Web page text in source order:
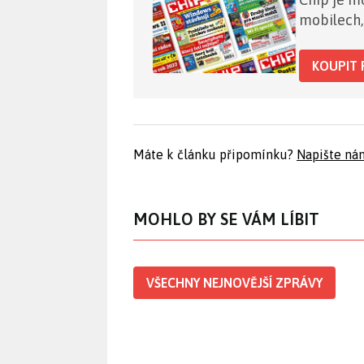
KOUPIT
Máte k článku připomínku? Napište
MOHLO BY SE VÁM LÍBIT
VŠECHNY NEJNOVĚJŠÍ ZPRÁVY